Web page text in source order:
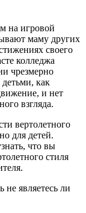
на игровой
маму других
своего
колледжа
чрезмерно
как
и нет
взгляда.
вертолетного
для детей.
что вы
стиля
не являетесь ли